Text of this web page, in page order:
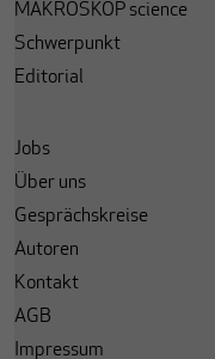
MAKROSKOP science
Schwerpunkt
Editorial
Jobs
Über uns
Gesprächskreise
Autoren
Kontakt
AGB
Impressum